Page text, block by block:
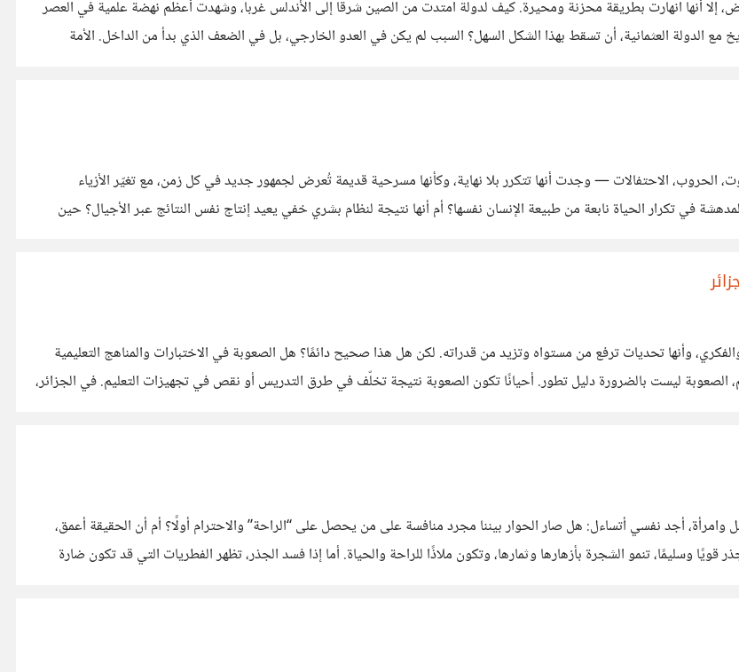
إلا أنها انهارت بطريقة محزنة ومحيرة. كيف لدولة امتدت من الصين شرقاً إلى الأندلس غرباً، وشهدت أعظم نهضة علمية في العصر
الدولة العثمانية، أن تسقط بهذا الشكل السهل؟ السبب لم يكن في العدو الخارجي، بل في الضعف الذي بدأ من الداخل. الأمة
الاحتفالات — وجدت أنها تتكرر بلا نهاية، وكأنها مسرحية قديمة تُعرض لجمهور جديد في كل زمن، مع تغيّر الأزياء
والوجوه، وبقاء النص بلا تبديل. لقد سألت نفسي كثيرًا: هل هذه البساطة المدهشة في تكرار الحياة نابعة من طبيعة الإنسان نفسها؟ أم أنها نتيجة لنظام بشري خفي يعيد إنتاج نفس النتائج عبر الأجيال؟ حين
وأنها تحديات ترفع من مستواه وتزيد من قدراته. لكن هل هذا صحيح دائمًا؟ هل الصعوبة في الاختبارات والمناهج التعليمية
الصعوبة بين التطور والتخلّف في العلم والتعليم، الصعوبة ليست بالضرورة دليل تطور. أحيانًا تكون الصعوبة نتيجة تخلّف في طرق التدريس أو نقص في تجهيزات التعليم. في الجزائر،
أجد نفسي أتساءل: هل صار الحوار بيننا مجرد منافسة على من يحصل على “الراحة” والاحترام أولًا؟ أم أن الحقيقة أعمق،
كان الجذر قويًا وسليمًا، تنمو الشجرة بأزهارها وثمارها، وتكون ملاذًا للراحة والحياة. أما إذا فسد الجذر، تظهر الفطريات التي قد تكون ضارة